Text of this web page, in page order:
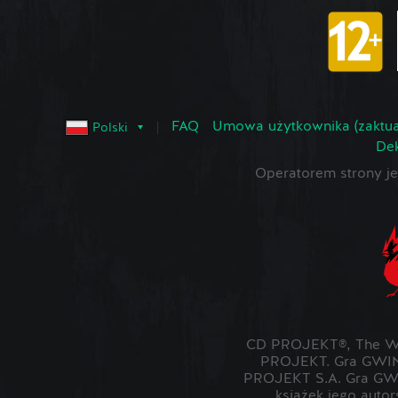
Polski FAQ
Umowa użytkownika
Operatorem strony
CD PROJEKT®, The
PROJEKT. Gra
PROJEKT S.A. Gra